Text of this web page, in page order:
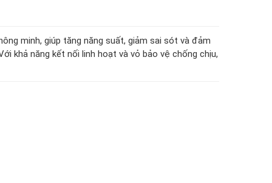
minh, giúp tăng năng suất, giảm sai sót và đảm
khả năng kết nối linh hoạt và vỏ bảo vệ chống chịu,